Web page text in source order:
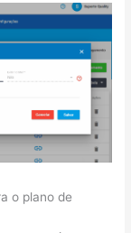
o plano de